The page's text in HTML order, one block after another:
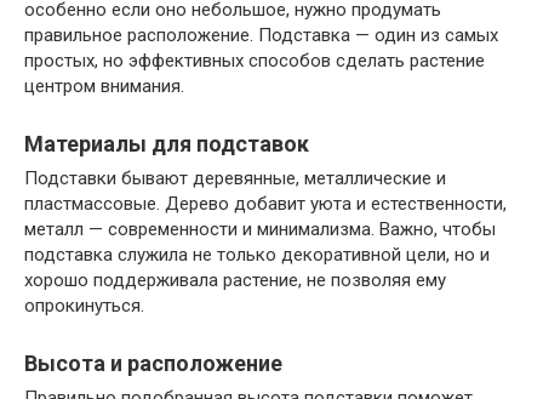
особенно если оно небольшое, нужно продумать
правильное расположение. Подставка — один из самых
простых, но эффективных способов сделать растение
центром внимания.
Материалы для подставок
Подставки бывают деревянные, металлические и
пластмассовые. Дерево добавит уюта и естественности,
металл — современности и минимализма. Важно, чтобы
подставка служила не только декоративной цели, но и
хорошо поддерживала растение, не позволяя ему
опрокинуться.
Высота и расположение